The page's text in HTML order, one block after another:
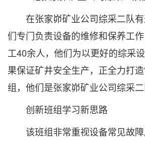
在张家峁矿业公司综采二队有
们专门负责设备的维修和保养工
工40余人，他们为以更好的综采
果保证矿井安全生产，正全力打造
组，他们是张家峁矿业公司综采二
创新班组学习新思路
该班组非常重视设备常见故障